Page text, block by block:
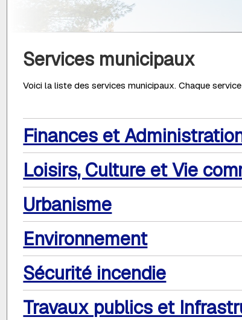
Services municipaux
Voici la liste des services municipaux. Chaque
Finances et
Loisirs, Culture et Vie
Urbanisme
Environnement
Sécurité incendie
Travaux publics et